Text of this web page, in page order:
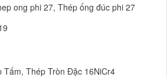
ong phi 27, Thép ống đúc phi 27
Thép Tròn Đặc 16NiCr4